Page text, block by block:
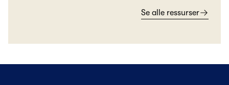
Se alle ressurser